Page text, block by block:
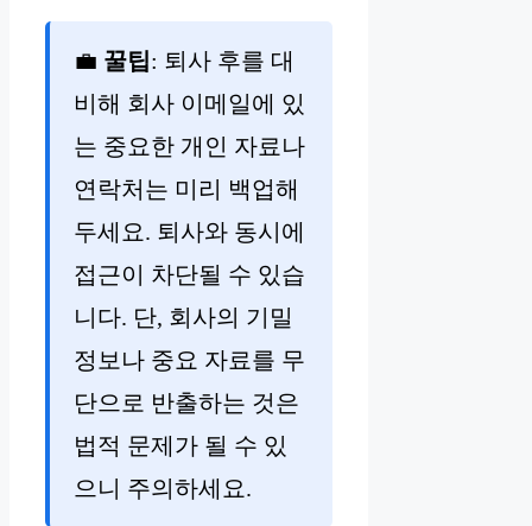
💼 꿀팁: 퇴사 후를 대
비해 회사 이메일에 있
는 중요한 개인 자료나
연락처는 미리 백업해
두세요. 퇴사와 동시에
접근이 차단될 수 있습
니다. 단, 회사의 기밀
정보나 중요 자료를 무
단으로 반출하는 것은
법적 문제가 될 수 있
으니 주의하세요.